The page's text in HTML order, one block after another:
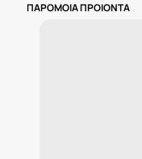
ΠΑΡΟΜΟΙΑ ΠΡΟΙΟΝΤΑ